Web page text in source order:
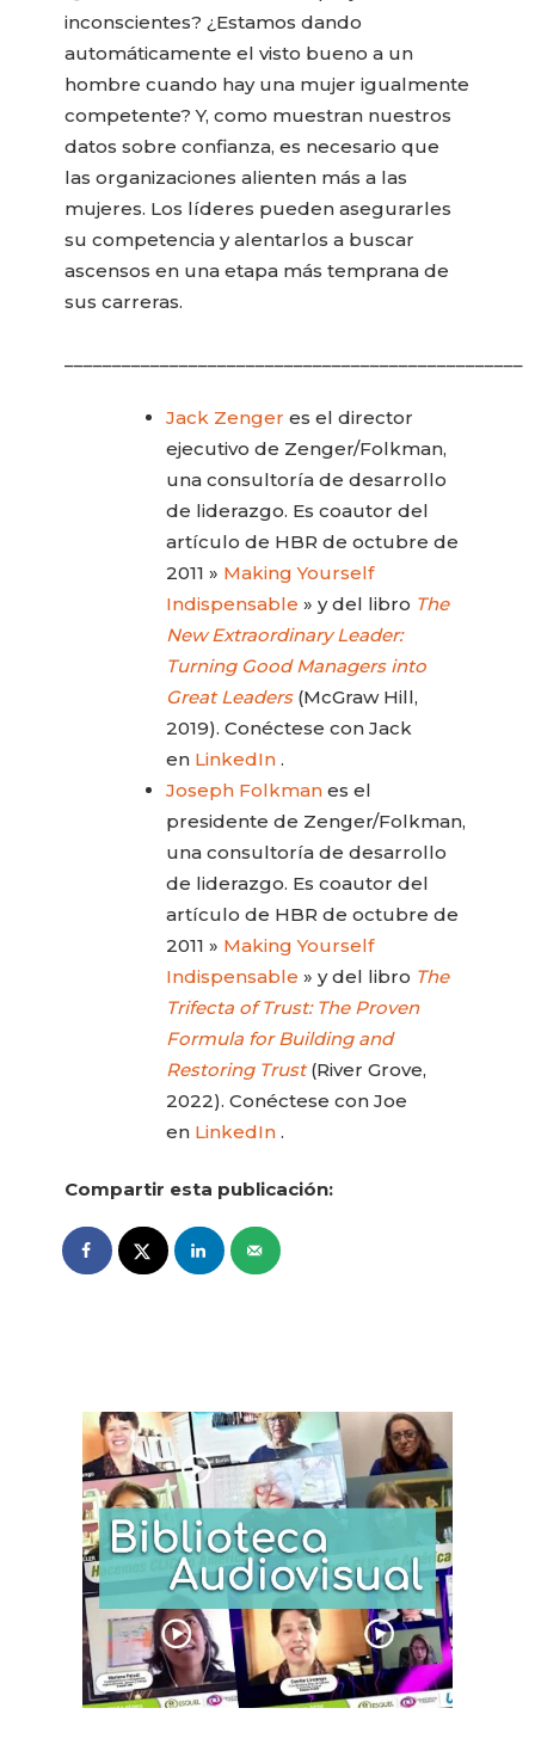
inconscientes? ¿Estamos dando
automáticamente el visto bueno a un
hombre cuando hay una mujer igualmente
competente? Y, como muestran nuestros
datos sobre confianza, es necesario que
las organizaciones alienten más a las
mujeres. Los líderes pueden asegurarles
su competencia y alentarlos a buscar
ascensos en una etapa más temprana de
sus carreras.
Jack Zenger es el director
ejecutivo de Zenger/Folkman,
una consultoría de desarrollo
de liderazgo. Es coautor del
artículo de HBR de octubre de
2011 » Making Yourself
Indispensable » y del libro The
New Extraordinary Leader:
Turning Good Managers into
Great Leaders(McGraw Hill,
2019). Conéctese con Jack
en LinkedIn .
Joseph Folkman es el
presidente de Zenger/Folkman,
una consultoría de desarrollo
de liderazgo. Es coautor del
artículo de HBR de octubre de
2011 » Making Yourself
Indispensable » y del libro The
Trifecta of Trust: The Proven
Formula for Building and
Restoring Trust(River Grove,
2022). Conéctese con Joe
en LinkedIn .
Compartir esta publicación: